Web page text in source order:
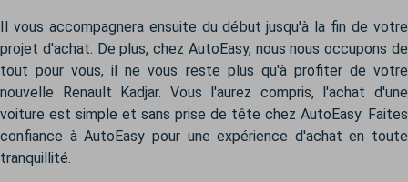
Il vous accompagnera ensuite du début jusqu'à la fin de votre
projet d'achat. De plus, chez AutoEasy, nous nous occupons de
tout pour vous, il ne vous reste plus qu'à profiter de votre
nouvelle Renault Kadjar. Vous l'aurez compris, l'achat d'une
voiture est simple et sans prise de tête chez AutoEasy. Faites
confiance à AutoEasy pour une expérience d'achat en toute
tranquillité.